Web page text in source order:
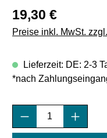
Regulärer Preis:
19,30 €
Preise inkl. MwSt.
Lieferzeit: DE: 2-3
*nach
Produkt